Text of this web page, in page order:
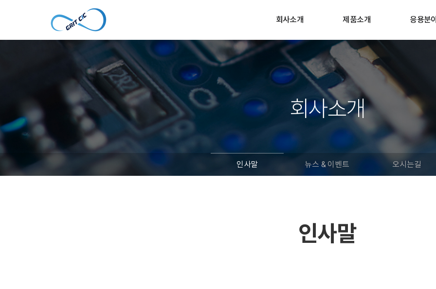
회사소개 제품소개 응용분
회사소개
인사말 뉴스 & 이벤트 오시는길
인사말